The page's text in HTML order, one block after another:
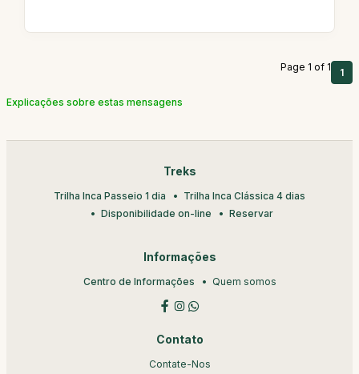
Page 1 of 1 1
Explicações sobre estas mensagens
Treks
Trilha Inca Passeio 1 dia
Trilha Inca Clássica 4 dias
Disponibilidade on-line
Reservar
Informações
Centro de Informações Quem somos
Contato
Contate-Nos